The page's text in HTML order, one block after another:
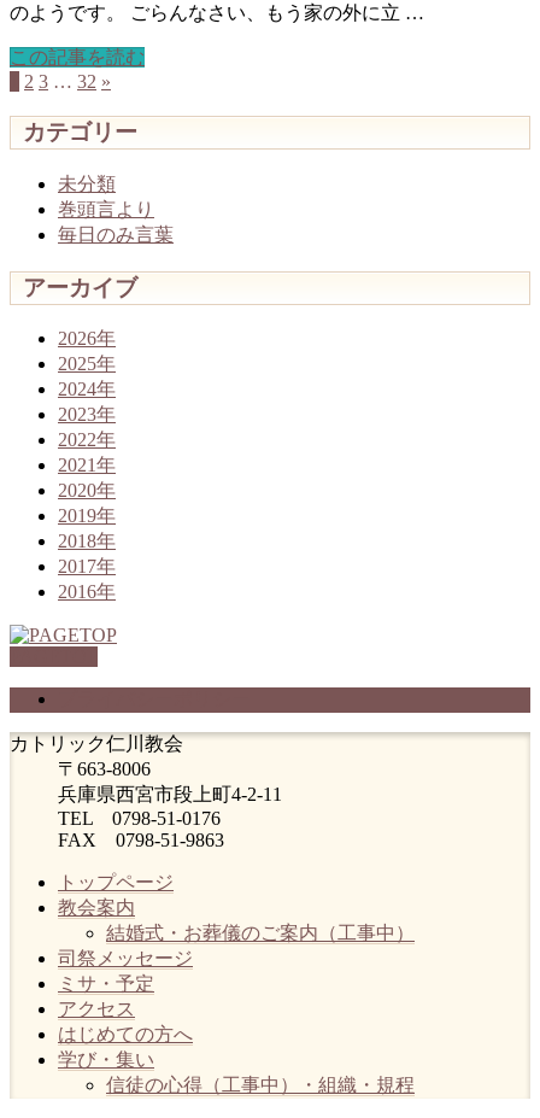
のようです。 ごらんなさい、もう家の外に立 …
この記事を読む
2 3 … 32 »
カテゴリー
未分類
巻頭言より
毎日のみ言葉
アーカイブ
2026年
2025年
2024年
2023年
2022年
2021年
2020年
2019年
2018年
2017年
2016年
カトリック仁川教会
〒663-8006
兵庫県西宮市段上町4-2-11
TEL 0798-51-0176
FAX 0798-51-9863
トップページ
教会案内
結婚式・お葬儀のご案内（工事中）
司祭メッセージ
ミサ・予定
アクセス
はじめての方へ
学び・集い
信徒の心得（工事中）・組織・規程